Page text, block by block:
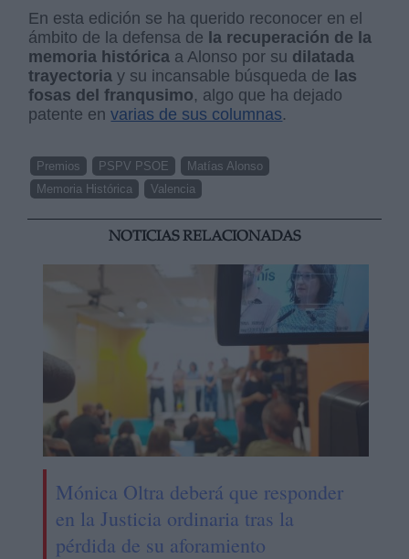
En esta edición se ha querido reconocer en el
ámbito de la defensa de la recuperación de la
memoria histórica a Alonso por su dilatada
trayectoria y su incansable búsqueda de las
fosas del franqusimo, algo que ha dejado
patente envarias de sus columnas.
Premios PSPV PSOE
Matías Alonso
Memoria Histórica
Valencia
NOTICIAS RELACIONADAS
Mónica Oltra deberá que responder
en la Justicia ordinaria tras la
pérdida de su aforamiento